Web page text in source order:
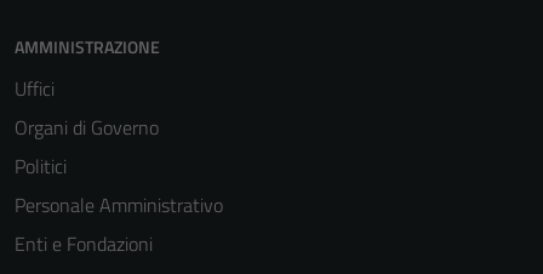
AMMINISTRAZIONE
Uffici
Organi di Governo
Politici
Personale Amministrativo
Enti e Fondazioni